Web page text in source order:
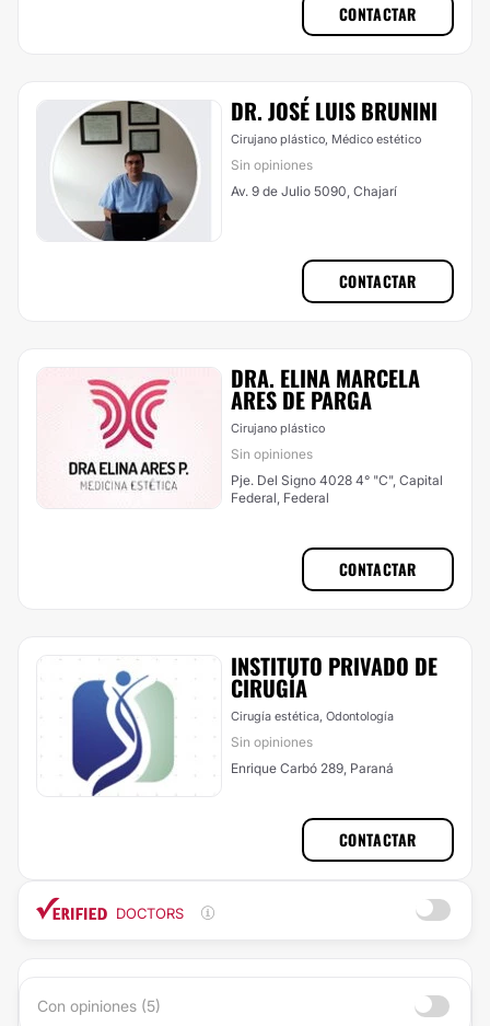
CONTACTAR
DR. JOSÉ LUIS BRUNINI
Cirujano plástico, Médico estético
Sin opiniones
Av. 9 de Julio 5090, Chajarí
CONTACTAR
DRA. ELINA MARCELA
ARES DE PARGA
Cirujano plástico
Sin opiniones
Pje. Del Signo 4028 4° "C", Capital
Federal, Federal
CONTACTAR
INSTITUTO PRIVADO DE
CIRUGÍA
Cirugía estética, Odontología
Sin opiniones
Enrique Carbó 289, Paraná
CONTACTAR
DOCTORS
Con opiniones (5)